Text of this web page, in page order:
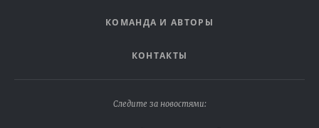
КОМАНДА И АВТОРЫ
КОНТАКТЫ
Следите за новостями: